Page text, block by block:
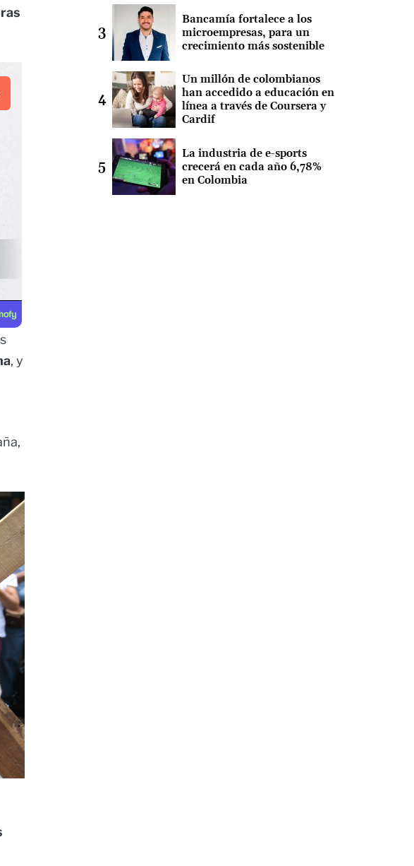
, y
Bancamía fortalece a los
microempresas, para un
crecimiento más sostenible
Un millón de colombianos
han accedido a educación en
línea a través de Coursera y
Cardif
La industria de e-sports
crecerá en cada año 6,78%
en Colombia